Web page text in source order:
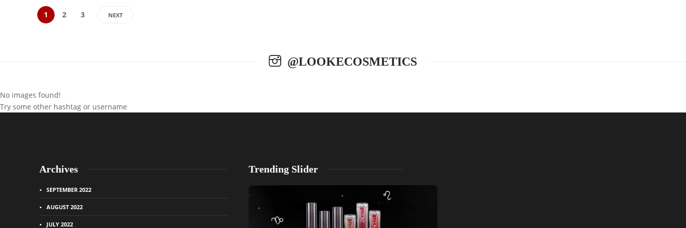
1 2 3 NEXT
@LOOKECOSMETICS
No images found!
Try some other hashtag or username
Archives
SEPTEMBER 2022
AUGUST 2022
JULY 2022
Trending Slider